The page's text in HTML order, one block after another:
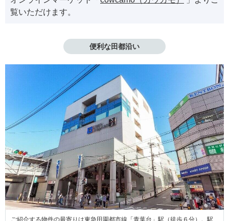
覧いただけます。
便利な田都沿い
ご紹介する物件の最寄りは東急田園都市線「青葉台」駅（徒歩６分）。駅